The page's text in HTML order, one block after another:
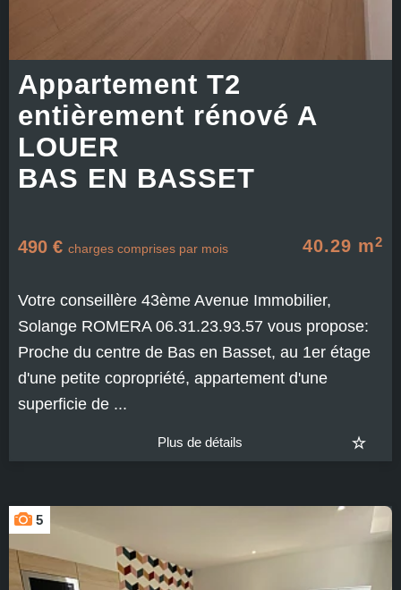
Appartement T2
entièrement rénové A
LOUER
BAS EN BASSET
40.29 m2
490 € charges comprises par mois
Votre conseillère 43ème Avenue Immobilier,
Solange ROMERA 06.31.23.93.57 vous propose:
Proche du centre de Bas en Basset, au 1er étage
d'une petite copropriété, appartement d'une
superficie de ...
Plus de détails
5